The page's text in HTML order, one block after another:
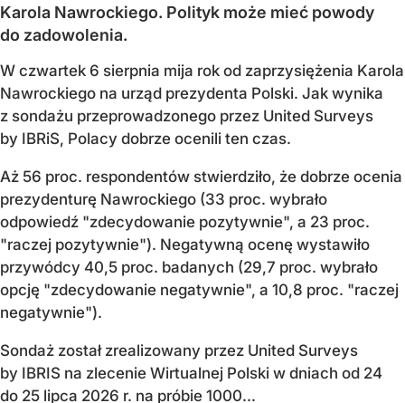
Karola Nawrockiego. Polityk może mieć powody
do zadowolenia.
W czwartek 6 sierpnia mija rok od zaprzysiężenia Karola
Nawrockiego na urząd prezydenta Polski. Jak wynika
z sondażu przeprowadzonego przez United Surveys
by IBRiS, Polacy dobrze ocenili ten czas.
Aż 56 proc. respondentów stwierdziło, że dobrze ocenia
prezydenturę Nawrockiego (33 proc. wybrało
odpowiedź "zdecydowanie pozytywnie", a 23 proc.
"raczej pozytywnie"). Negatywną ocenę wystawiło
przywódcy 40,5 proc. badanych (29,7 proc. wybrało
opcję "zdecydowanie negatywnie", a 10,8 proc. "raczej
negatywnie").
Sondaż został zrealizowany przez United Surveys
by IBRIS na zlecenie Wirtualnej Polski w dniach od 24
do 25 lipca 2026 r. na próbie 1000...